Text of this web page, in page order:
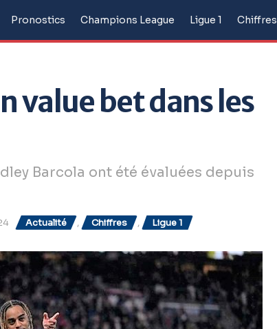
Pronostics Champions League Ligue 1 Chiffres
value bet dans les
Barcola ont été évaluées depuis
Actualité , Chiffres , Ligue 1